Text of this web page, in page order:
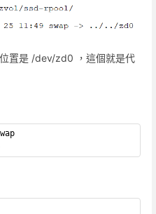
置是 /dev/zd0 ，這個就是代